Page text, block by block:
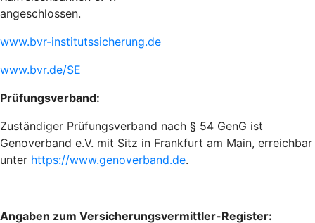
angeschlossen.
www.bvr-institutssicherung.de
www.bvr.de/SE
Prüfungsverband:
Zuständiger Prüfungsverband nach § 54 GenG ist
Genoverband e.V. mit Sitz in Frankfurt am Main, erreichbar
unter https://www.genoverband.de.
Angaben zum Versicherungsvermittler-Register: